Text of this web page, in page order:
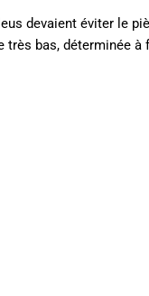
devaient éviter le
très bas, déterminée